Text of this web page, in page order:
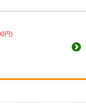
円)